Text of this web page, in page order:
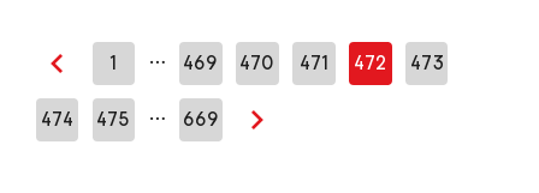
Edellinen sivu
1 … 469 470 471 472 473
474 475 … 669
Seuraava sivu